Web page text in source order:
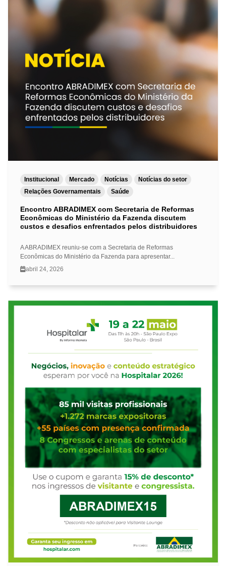
Institucional Mercado Notícias
Notícias do setor
Relações Governamentais
Saúde
Encontro ABRADIMEX com Secretaria de Reformas
Econômicas do Ministério da Fazenda discutem
custos e desafios enfrentados pelos distribuidores
A ABRADIMEX reuniu-se com a Secretaria de Reformas
Econômicas do Ministério da Fazenda para apresentar...
abril 24, 2026